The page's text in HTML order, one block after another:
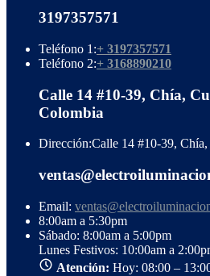
3197357571
Teléfono 1:+ 3197357571
Teléfono 2:+ 3168890210
Calle 14 #10-39, Chía,
Colombia
Dirección:Calle 14 #10-39,
Email:
8:00am a 5:30pm
Sábado: 8:00am a 5:00pm
Lunes Festivos: 10:00am a
Atención: Hoy: 08:00 –